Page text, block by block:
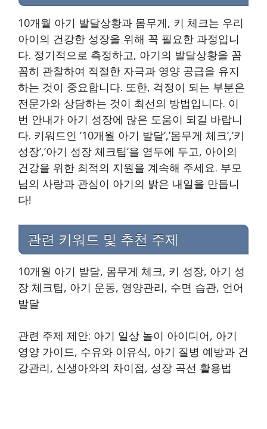
10개월 아기 발달상황과 몸무게, 키 체크는 우리
아이의 건강한 성장을 위해 꼭 필요한 과정입니
다. 정기적으로 측정하고, 아기의 발달상황을 꼼
꼼히 관찰하여 적절한 자극과 영양 공급을 유지
하는 것이 중요합니다. 또한, 걱정이 되는 부분은
전문가와 상담하는 것이 최선의 방법입니다. 이
번 안내가 아기 성장에 많은 도움이 되길 바랍니
다. 키워드인 ’10개월 아기 발달’,’몸무게 체크’,’키
성장’,’아기 성장 체크팁’을 염두에 두고, 아이의
건강을 위한 최적의 지원을 계속해 주세요. 부모
님의 사랑과 관심이 아기의 밝은 내일을 만듭니
다!
관련 키워드 및 추천 주제
10개월 아기 발달, 몸무게 체크, 키 성장, 아기 성
장 체크팁, 아기 운동, 영양관리, 수면 습관, 언어
발달
관련 주제 제안: 아기 일상 놀이 아이디어, 아기
영양 가이드, 수유와 이유식, 아기 질병 예방과 건
강관리, 신생아와의 차이점, 성장 곡선 활용법